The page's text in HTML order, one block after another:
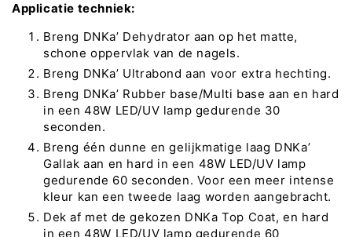
Applicatie techniek:
Breng DNKa’ Dehydrator aan op het matte,
schone oppervlak van de nagels.
Breng DNKa’ Ultrabond aan voor extra hechting.
Breng DNKa’ Rubber base/Multi base aan en hard
in een 48W LED/UV lamp gedurende 30
seconden.
Breng één dunne en gelijkmatige laag DNKa’
Gallak aan en hard in een 48W LED/UV lamp
gedurende 60 seconden. Voor een meer intense
kleur kan een tweede laag worden aangebracht.
Dek af met de gekozen DNKa Top Coat, en hard
in een 48W LED/UV lamp gedurende 60